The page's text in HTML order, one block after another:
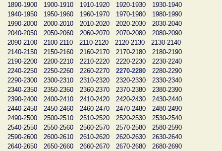
1890-1900
1900-1910 1910-1920 1920-1930
1930-1940
1940-1950
1950-1960 1960-1970 1970-1980
1980-1990
1990-2000
2000-2010 2010-2020 2020-2030
2030-2040
2040-2050
2050-2060 2060-2070 2070-2080
2080-2090
2090-2100
2100-2110 2110-2120 2120-2130
2130-2140
2140-2150
2150-2160 2160-2170 2170-2180
2180-2190
2190-2200
2200-2210 2210-2220 2220-2230
2230-2240
2240-2250
2250-2260 2260-2270 2270-2280
2280-2290
2290-2300
2300-2310 2310-2320 2320-2330
2330-2340
2340-2350
2350-2360 2360-2370 2370-2380
2380-2390
2390-2400
2400-2410 2410-2420 2420-2430
2430-2440
2440-2450
2450-2460 2460-2470 2470-2480
2480-2490
2490-2500
2500-2510 2510-2520 2520-2530
2530-2540
2540-2550
2550-2560 2560-2570 2570-2580
2580-2590
2590-2600
2600-2610 2610-2620 2620-2630
2630-2640
2640-2650
2650-2660 2660-2670 2670-2680
2680-2690